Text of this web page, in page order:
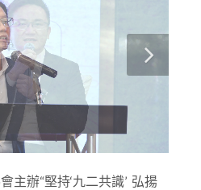
辦“堅持‘九二共識’ 弘揚